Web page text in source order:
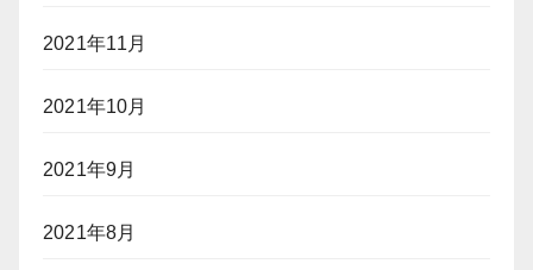
2021年11月
2021年10月
2021年9月
2021年8月